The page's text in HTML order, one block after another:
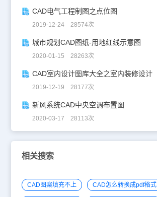
CAD电气工程制图之点位图
2019-12-24 28574次
城市规划CAD图纸-用地红线示意图
2020-01-15 28263次
CAD室内设计图库大全之室内装修设计
2019-12-19 28177次
新风系统CAD中央空调布置图
2020-03-17 28113次
相关搜索
CAD图案填充不上 CAD怎么转换成pdf格式